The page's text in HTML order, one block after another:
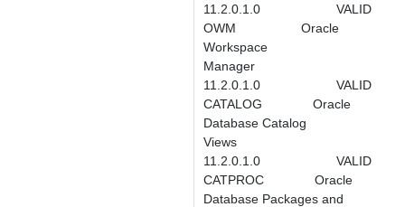
11.2.0.1.0 VALID
OWM Oracle
Workspace
Manager
11.2.0.1.0 VALID
CATALOG Oracle
Database Catalog
Views
11.2.0.1.0 VALID
CATPROC Oracle
Database Packages and